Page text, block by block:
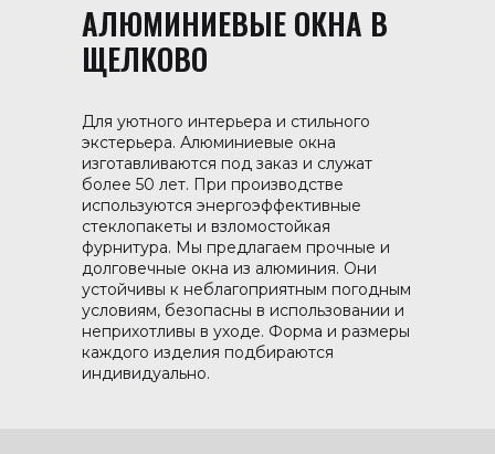
Scroll to top →
АЛЮМИНИЕВЫЕ ОКНА В
ЩЕЛКОВО
Для уютного интерьера и стильного
экстерьера. Алюминиевые окна
изготавливаются под заказ и служат
более 50 лет. При производстве
используются энергоэффективные
стеклопакеты и взломостойкая
фурнитура. Мы предлагаем прочные и
долговечные окна из алюминия. Они
устойчивы к неблагоприятным погодным
условиям, безопасны в использовании и
неприхотливы в уходе. Форма и размеры
каждого изделия подбираются
индивидуально.